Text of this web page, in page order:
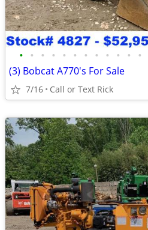
• • • • • • • • • • • •
(3) Bobcat A770's For Sale
7/16 Call or Text Rick